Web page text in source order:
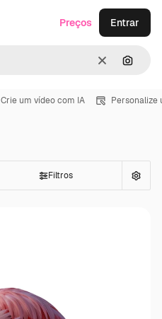
Limpar
Preços Entrar
Crie um vídeo com IA Personalize
Filtros